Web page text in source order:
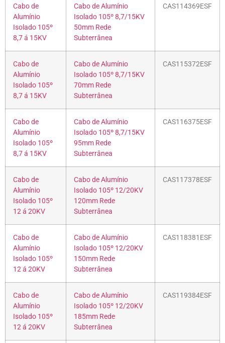
Cabo de
Alumínio
Isolado 105º
8,7 á 15KV
Cabo de Alumínio
Isolado 105º 8,7/15KV
50mm Rede
Subterrânea
CAS114369ESF
Cabo de
Alumínio
Isolado 105º
8,7 á 15KV
Cabo de Alumínio
Isolado 105º 8,7/15KV
70mm Rede
Subterrânea
CAS115372ESF
Cabo de
Alumínio
Isolado 105º
8,7 á 15KV
Cabo de Alumínio
Isolado 105º 8,7/15KV
95mm Rede
Subterrânea
CAS116375ESF
Cabo de
Alumínio
Isolado 105º
12 á 20KV
Cabo de Alumínio
Isolado 105º 12/20KV
120mm Rede
Subterrânea
CAS117378ESF
Cabo de
Alumínio
Isolado 105º
12 á 20KV
Cabo de Alumínio
Isolado 105º 12/20KV
150mm Rede
Subterrânea
CAS118381ESF
Cabo de
Alumínio
Isolado 105º
12 á 20KV
Cabo de Alumínio
Isolado 105º 12/20KV
185mm Rede
Subterrânea
CAS119384ESF